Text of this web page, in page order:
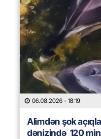
06.08.2026 - 18:19
Alimdən şok
dənizində 120